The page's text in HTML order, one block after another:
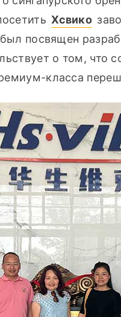
Хсвико
посвящен
о том, что
класса